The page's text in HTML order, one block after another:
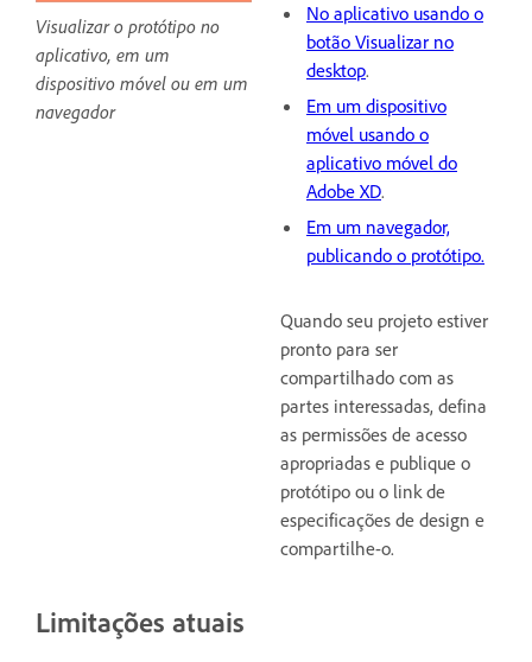
Visualizar o protótipo no
aplicativo, em um
dispositivo móvel ou em um
navegador
No aplicativo usando o
botão Visualizar no
desktop.
Em um dispositivo
móvel usando o
aplicativo móvel do
Adobe XD.
Em um navegador,
publicando o protótipo.
Quando seu projeto estiver
pronto para ser
compartilhado com as
partes interessadas, defina
as permissões de acesso
apropriadas e publique o
protótipo ou o link de
especificações de design e
compartilhe-o.
Limitações atuais